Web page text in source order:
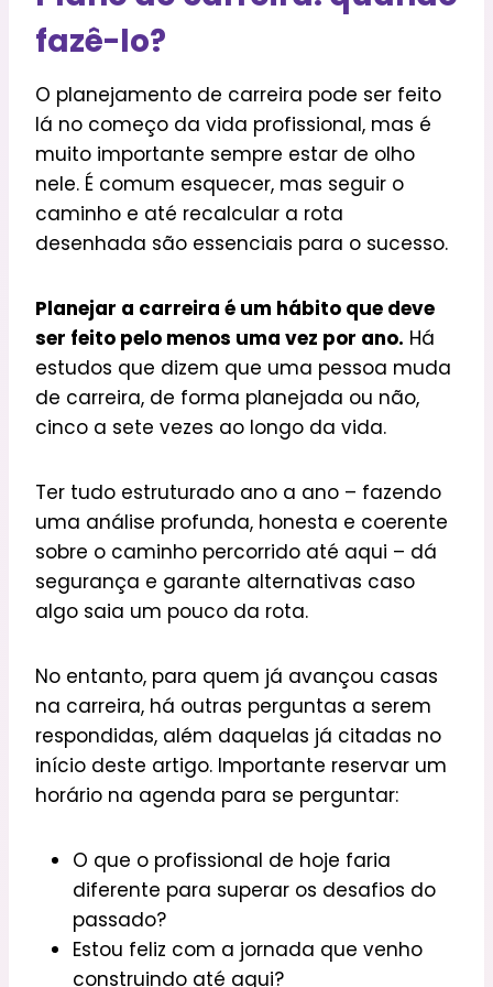
fazê-lo?
O planejamento de carreira pode ser feito
lá no começo da vida profissional, mas é
muito importante sempre estar de olho
nele. É comum esquecer, mas seguir o
caminho e até recalcular a rota
desenhada são essenciais para o sucesso.
Planejar a carreira é um hábito que deve
ser feito pelo menos uma vez por ano. Há
estudos que dizem que uma pessoa muda
de carreira, de forma planejada ou não,
cinco a sete vezes ao longo da vida.
Ter tudo estruturado ano a ano – fazendo
uma análise profunda, honesta e coerente
sobre o caminho percorrido até aqui – dá
segurança e garante alternativas caso
algo saia um pouco da rota.
No entanto, para quem já avançou casas
na carreira, há outras perguntas a serem
respondidas, além daquelas já citadas no
início deste artigo. Importante reservar um
horário na agenda para se perguntar:
O que o profissional de hoje faria
diferente para superar os desafios do
passado?
Estou feliz com a jornada que venho
construindo até aqui?